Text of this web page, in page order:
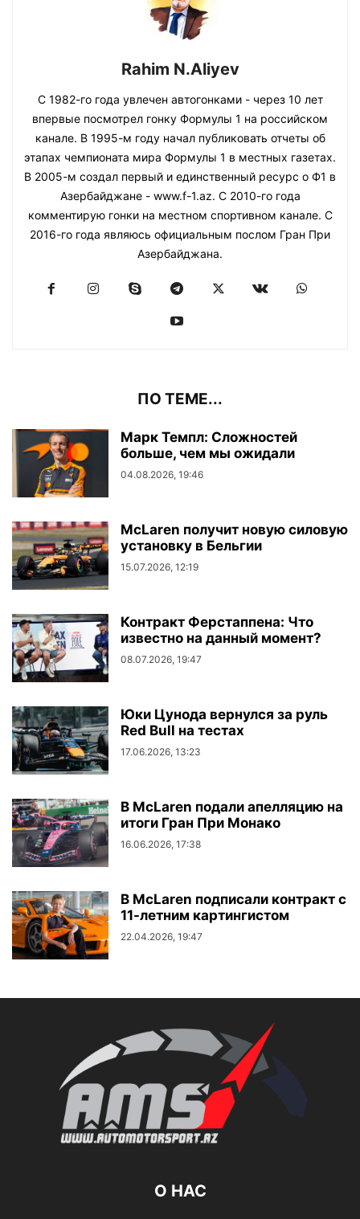
Rahim N.Aliyev
С 1982-го года увлечен автогонками - через 10 лет
впервые посмотрел гонку Формулы 1 на российском
канале. В 1995-м году начал публиковать отчеты об
этапах чемпионата мира Формулы 1 в местных газетах.
В 2005-м создал первый и единственный ресурс о Ф1 в
Азербайджане - www.f-1.az. С 2010-го года
комментирую гонки на местном спортивном канале. С
2016-го года являюсь официальным послом Гран При
Азербайджана.
ПО ТЕМЕ...
Марк Темпл: Сложностей
больше, чем мы ожидали
04.08.2026, 19:46
McLaren получит новую силовую
установку в Бельгии
15.07.2026, 12:19
Контракт Ферстаппена: Что
известно на данный момент?
08.07.2026, 19:47
Юки Цунода вернулся за руль
Red Bull на тестах
17.06.2026, 13:23
В McLaren подали апелляцию на
итоги Гран При Монако
16.06.2026, 17:38
В McLaren подписали контракт с
11-летним картингистом
22.04.2026, 19:47
О НАС